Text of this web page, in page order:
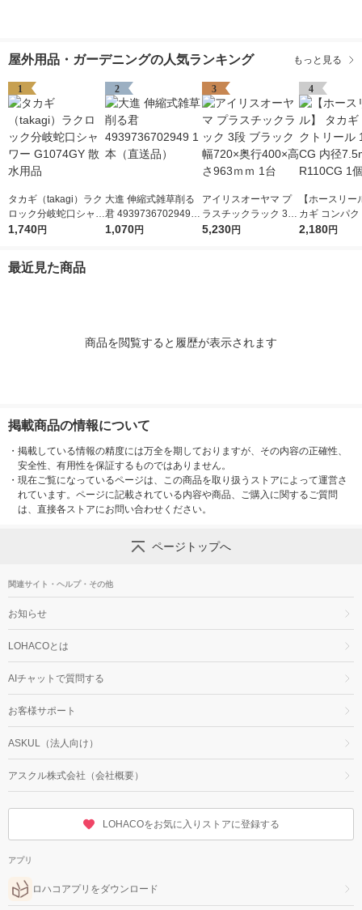
屋外用品・ガーデニングの人気ランキング もっと見る
1
タカギ（takagi）ラク
ロック分岐蛇口シャワ
ー G1074GY 散水用品
1,740円
2
大進 伸縮式雑草削る
君 4939736702949 1
本（直送品）
1,070円
3
アイリスオーヤマ プ
ラスチックラック 3段
ブラック 幅720×奥行
5,230円
4
【ホースリー
カギ コンパ
ル 10m CG
2,180円
最近見た商品
商品を閲覧すると履歴が表示されます
掲載商品の情報について
・ 掲載している情報の精度には万全を期しておりますが、その内容の正確性、
安全性、有用性を保証するものではありません。
・ 現在ご覧になっているページは、この商品を取り扱うストアによって運営さ
れています。ページに記載されている内容や商品、ご購入に関するご質問
は、直接各ストアにお問い合わせください。
ページトップへ
関連サイト・ヘルプ・その他
お知らせ
LOHACOとは
AIチャットで質問する
お客様サポート
ASKUL（法人向け）
アスクル株式会社（会社概要）
LOHACOをお気に入りストアに登録する
アプリ
ロハコアプリをダウンロード